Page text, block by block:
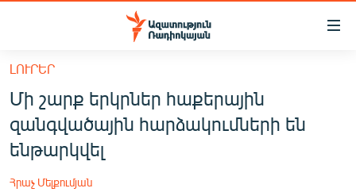
Մատչելիության
հիմնական
բովանդակությանը
Անցնել
հիմնական
մենյուին
ՀԱՅԱՍՏԱՆ
ՔԱՂԱՔԱԿԱՆ
ԼՈՒՐԵՐ
Մի շարք երկրներ հաքերային
զանգվածային հարձակումների են
ենթարկվել
Հրաչ Մելքումյան